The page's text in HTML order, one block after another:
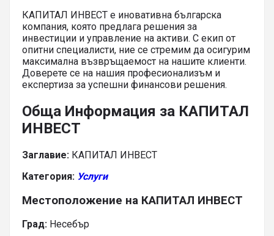
КАПИТАЛ ИНВЕСТ е иновативна българска
компания, която предлага решения за
инвестиции и управление на активи. С екип от
опитни специалисти, ние се стремим да осигурим
максимална възвръщаемост на нашите клиенти.
Доверете се на нашия професионализъм и
експертиза за успешни финансови решения.
Обща Информация за КАПИТАЛ
ИНВЕСТ
Заглавие: КАПИТАЛ ИНВЕСТ
Категория: Услуги
Местоположение на КАПИТАЛ ИНВЕСТ
Град: Несебър